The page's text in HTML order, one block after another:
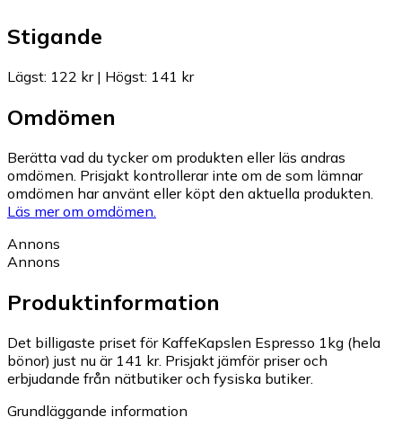
Stigande
Lägst: 122 kr| Högst: 141 kr
Omdömen
Berätta vad du tycker om produkten eller läs andras
omdömen. Prisjakt kontrollerar inte om de som lämnar
omdömen har använt eller köpt den aktuella produkten.
Läs mer om omdömen.
Annons
Annons
Produktinformation
Det billigaste priset för KaffeKapslen Espresso 1kg (hela
bönor) just nu är 141 kr. Prisjakt jämför priser och
erbjudande från nätbutiker och fysiska butiker.
Grundläggande information